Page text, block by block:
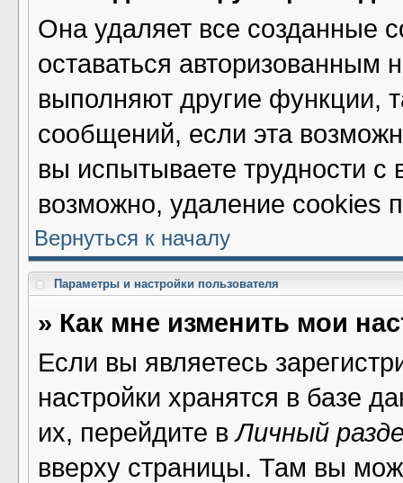
Она удаляет все созданные
оставаться авторизованным
выполняют другие функции,
сообщений, если эта
вы испытываете трудности
возможно, удаление cookies
Вернуться к началу
Параметры и настройки пользователя
» Как мне изменить мои
Если вы являетесь
настройки хранятся в базе
их, перейдите вЛичный
вверху страницы. Там вы